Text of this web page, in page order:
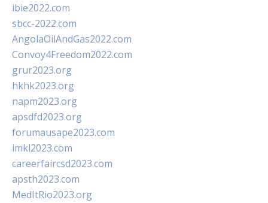
ibie2022.com
sbcc-2022.com
AngolaOilAndGas2022.com
Convoy4Freedom2022.com
grur2023.org
hkhk2023.org
napm2023.org
apsdfd2023.org
forumausape2023.com
imkl2023.com
careerfaircsd2023.com
apsth2023.com
MedItRio2023.org